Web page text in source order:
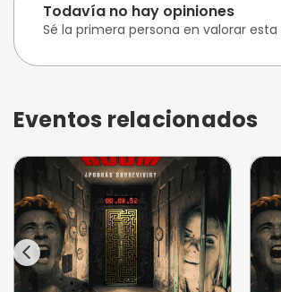
Todavía no hay opiniones
Sé la primera persona en valorar esta
Eventos relacionados